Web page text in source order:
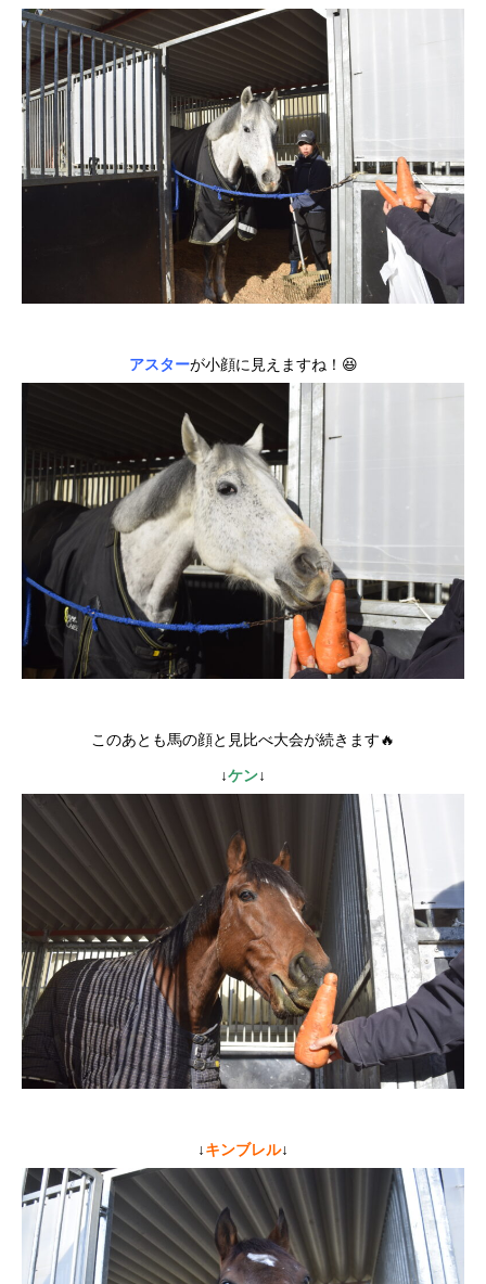
アスターが小顔に見えますね！😆
このあとも馬の顔と見比べ大会が続きます🔥
↓ケン↓
↓キンブレル↓